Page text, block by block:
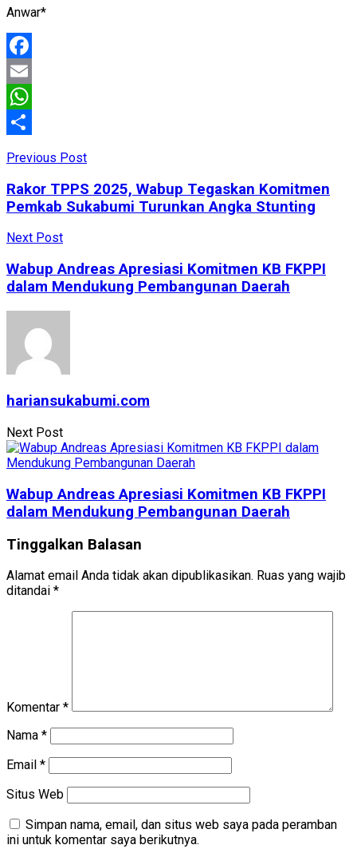
Anwar*
Facebook
Email
WhatsApp
Previous Post
Rakor TPPS 2025, Wabup Tegaskan Komitmen
Pemkab Sukabumi Turunkan Angka Stunting
Next Post
Wabup Andreas Apresiasi Komitmen KB FKPPI
dalam Mendukung Pembangunan Daerah
hariansukabumi.com
Next Post
Wabup Andreas Apresiasi Komitmen KB FKPPI
dalam Mendukung Pembangunan Daerah
Tinggalkan Balasan
Alamat email Anda tidak akan dipublikasikan. Ruas yang wajib
ditandai *
Komentar *
Nama *
Email *
Situs Web
Simpan nama, email, dan situs web saya pada peramban
ini untuk komentar saya berikutnya.